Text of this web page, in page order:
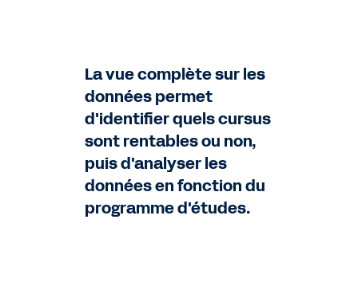
La vue complète sur les
données permet
d'identifier quels cursus
sont rentables ou non,
puis d'analyser les
données en fonction du
programme d'études.